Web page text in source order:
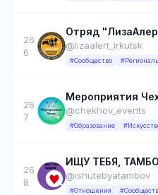
26
6
@lizaalert_irkutsk
#Сообщество
26
7
Мероприятия
@chekhov_events
#Образование
26
8
ИЩУ ТЕБЯ,
@ishutebyatambov
#Отношения